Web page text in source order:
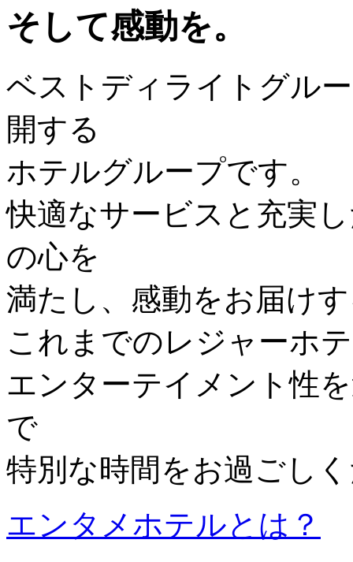
そして感動を。
ベストディライトグル
開する
ホテルグループです。
快適なサービスと充実
の心を
満たし、感動をお届け
これまでのレジャーホ
エンターテイメント性
で
特別な時間をお過ごし
エンタメホテルとは？